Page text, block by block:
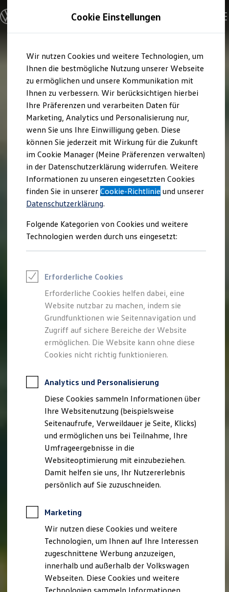
Hauptinhalt
springen
Footer
springen
Modelle und Konfigurator
Konfigurator
Modelle vergleichen
Elektroautos
ENERGY Sondermodelle
Nutzfahrzeuge
SUV und CUV
Familienautos
Kombis
Kompaktwagen
Sportwagen
Schnell verfügbare Fahrzeuge
Angebote und Produkte
Aktuelle Angebote
E-Auto-Förderung
Volkswagen Marktplatz
Die ENERGY Sondermodelle
Junge Gebrauchtwagen und Gebrauchtwagen
Volkswagen Zertifizierte Gebrauchtwagen
Elektromobilität bei Gebrauchtwagen
Saisonangebote
Reifenpakete
Leasing
Leasing-Angebote
Elektroauto Leasing
Kleinwagen-Leasing
Leasing ohne Anzahlung
Finanzierung
Autokredit mit Schlussrate
Versicherungen und Garantien
Kfz-Versicherung
Restschuldversicherungen
Garantien
Professional Class bei Volkswagen
Behörden
Direktkunden
Sonderfahrzeuge
Anpfiff zum Gewinn
Elektromobilität
Elektroautos
ID. Tutorials
Elektrofahrzeugkonzepte
ID. EVERY1
Reichweite
Rekuperation
Laden unterwegs
Laden Zuhause
Ladestationen finden
Ladezeitensimulator
Batterie
Sicherheit
Cookie Einstellungen
Wir nutzen Cookies und weitere Technologien, um
Ihnen die bestmögliche Nutzung unserer Webseite
zu ermöglichen und unsere Kommunikation mit
Ihnen zu verbessern. Wir berücksichtigen hierbei
Ihre Präferenzen und verarbeiten Daten für
Marketing, Analytics und Personalisierung nur,
wenn Sie uns Ihre Einwilligung geben. Diese
können Sie jederzeit mit Wirkung für die Zukunft
im Cookie Manager (Meine Präferenzen verwalten)
in der Datenschutzerklärung widerrufen. Weitere
Informationen zu unseren eingesetzten Cookies
finden Sie in unsererCookie-Richtlinie und unserer
Datenschutzerklärung.
Folgende Kategorien von Cookies und weitere
Technologien werden durch uns eingesetzt:
Erforderliche Cookies
Erforderliche Cookies helfen dabei, eine
Website nutzbar zu machen, indem sie
Grundfunktionen wie Seitennavigation und
Zugriff auf sichere Bereiche der Website
ermöglichen. Die Website kann ohne diese
Cookies nicht richtig funktionieren.
Analytics und Personalisierung
Diese Cookies sammeln Informationen über
Ihre Websitenutzung (beispielsweise
Seitenaufrufe, Verweildauer je Seite, Klicks)
und ermöglichen uns bei Teilnahme, Ihre
Umfrageergebnisse in die
Websiteoptimierung mit einzubeziehen.
Damit helfen sie uns, Ihr Nutzererlebnis
persönlich auf Sie zuzuschneiden.
Marketing
Wir nutzen diese Cookies und weitere
Technologien, um Ihnen auf Ihre Interessen
zugeschnittene Werbung anzuzeigen,
innerhalb und außerhalb der Volkswagen
Webseiten. Diese Cookies und weitere
Technologien sammeln Informationen